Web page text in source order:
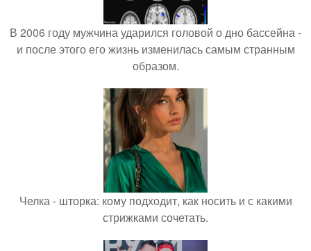
В 2006 году мужчина ударился головой о дно бассейна -
и после этого его жизнь изменилась самым странным
образом.
Челка - шторка: кому подходит, как носить и с какими
стрижками сочетать.